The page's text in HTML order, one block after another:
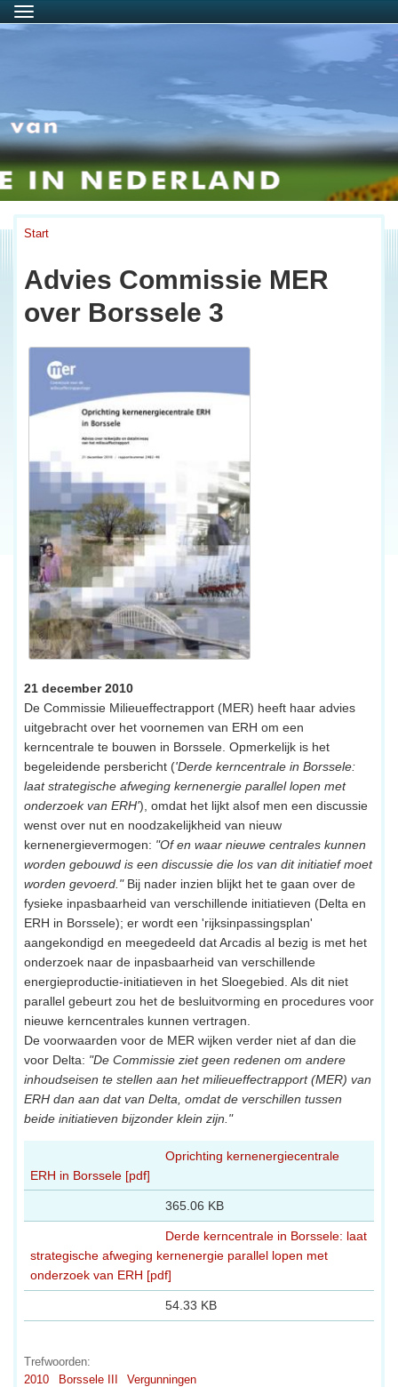
Menu
Start
Advies Commissie MER
over Borssele 3
21 december 2010
De Commissie Milieueffectrapport (MER) heeft haar advies
uitgebracht over het voornemen van ERH om een
kerncentrale te bouwen in Borssele. Opmerkelijk is het
begeleidende persbericht ('Derde kerncentrale in Borssele:
laat strategische afweging kernenergie parallel lopen met
onderzoek van ERH'), omdat het lijkt alsof men een discussie
wenst over nut en noodzakelijkheid van nieuw
kernenergievermogen: "Of en waar nieuwe centrales kunnen
worden gebouwd is een discussie die los van dit initiatief moet
worden gevoerd."Bij nader inzien blijkt het te gaan over de
fysieke inpasbaarheid van verschillende initiatieven (Delta en
ERH in Borssele); er wordt een 'rijksinpassingsplan'
aangekondigd en meegedeeld dat Arcadis al bezig is met het
onderzoek naar de inpasbaarheid van verschillende
energieproductie-initiatieven in het Sloegebied. Als dit niet
parallel gebeurt zou het de besluitvorming en procedures voor
nieuwe kerncentrales kunnen vertragen.
De voorwaarden voor de MER wijken verder niet af dan die
voor Delta: "De Commissie ziet geen redenen om andere
inhoudseisen te stellen aan het milieueffectrapport (MER) van
ERH dan aan dat van Delta, omdat de verschillen tussen
beide initiatieven bijzonder klein zijn."
Oprichting kernenergiecentrale
ERH in Borssele [pdf]
365.06 KB
Derde kerncentrale in Borssele: laat
strategische afweging kernenergie parallel lopen met
onderzoek van ERH [pdf]
54.33 KB
Trefwoorden:
2010
Borssele III Vergunningen